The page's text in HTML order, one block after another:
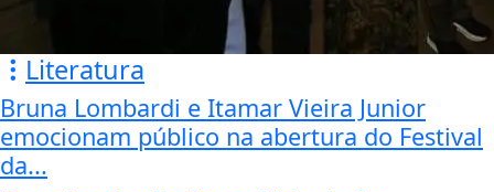
Literatura
Bruna Lombardi e Itamar Vieira Junior
emocionam público na abertura do Festival
da...